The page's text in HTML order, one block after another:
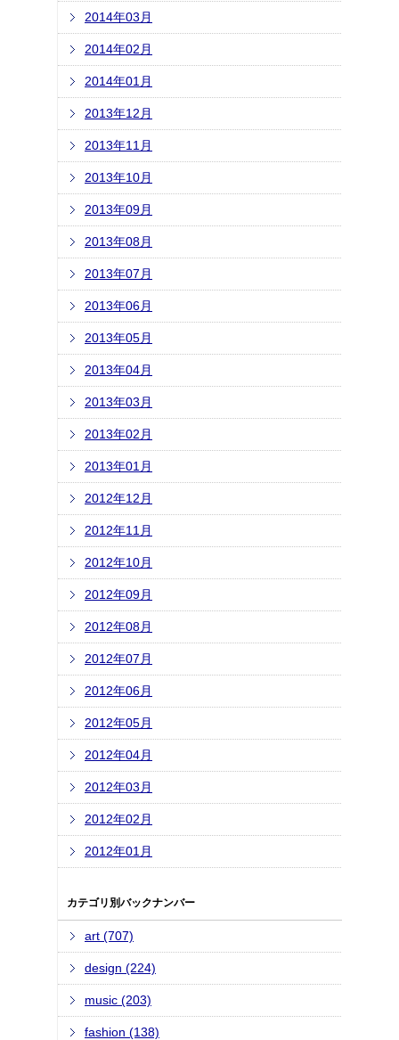
2014年03月
2014年02月
2014年01月
2013年12月
2013年11月
2013年10月
2013年09月
2013年08月
2013年07月
2013年06月
2013年05月
2013年04月
2013年03月
2013年02月
2013年01月
2012年12月
2012年11月
2012年10月
2012年09月
2012年08月
2012年07月
2012年06月
2012年05月
2012年04月
2012年03月
2012年02月
2012年01月
カテゴリ別バックナンバー
art (707)
design (224)
music (203)
fashion (138)